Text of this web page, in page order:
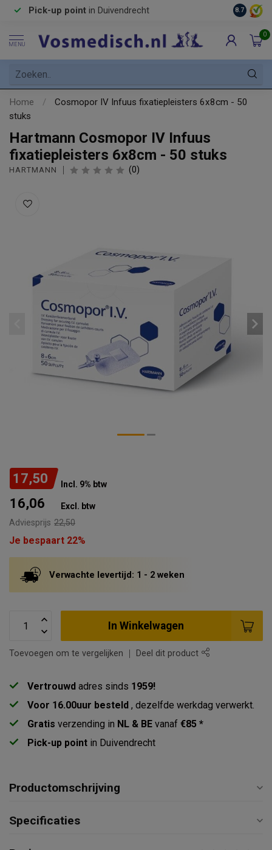
Pick-up point in Duivendrecht 8.7
MENU
0
Home /
Cosmopor IV Infuus fixatiepleisters 6x8cm - 50
stuks
Hartmann Cosmopor IV Infuus
fixatiepleisters 6x8cm - 50 stuks
HARTMANN (0)
17,50 Incl. 9% btw
16,06 Excl. btw
Adviesprijs 22,50
Je bespaart 22%
Verwachte levertijd: 1 - 2 weken
In Winkelwagen
Toevoegen om te vergelijken Deel dit product
Vertrouwd adres sinds 1959!
Voor 16.00uur besteld , dezelfde werkdag verwerkt.
Gratis verzending in NL & BE vanaf €85 *
Pick-up point in Duivendrecht
Productomschrijving
Specificaties